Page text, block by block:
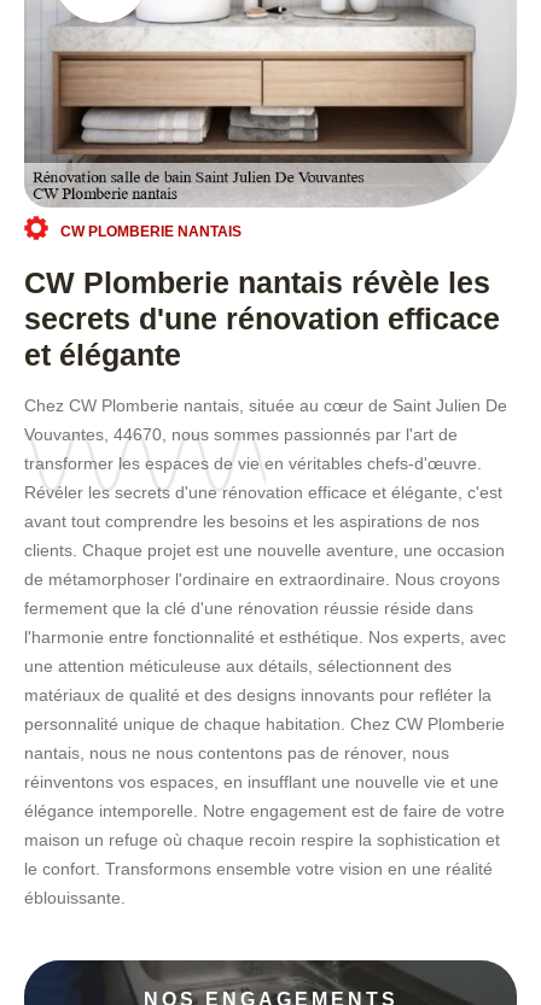
CW PLOMBERIE NANTAIS
CW Plomberie nantais révèle les
secrets d'une rénovation efficace
et élégante
Chez CW Plomberie nantais, située au cœur de Saint Julien De
Vouvantes, 44670, nous sommes passionnés par l'art de
transformer les espaces de vie en véritables chefs-d'œuvre.
Révéler les secrets d'une rénovation efficace et élégante, c'est
avant tout comprendre les besoins et les aspirations de nos
clients. Chaque projet est une nouvelle aventure, une occasion
de métamorphoser l'ordinaire en extraordinaire. Nous croyons
fermement que la clé d'une rénovation réussie réside dans
l'harmonie entre fonctionnalité et esthétique. Nos experts, avec
une attention méticuleuse aux détails, sélectionnent des
matériaux de qualité et des designs innovants pour refléter la
personnalité unique de chaque habitation. Chez CW Plomberie
nantais, nous ne nous contentons pas de rénover, nous
réinventons vos espaces, en insufflant une nouvelle vie et une
élégance intemporelle. Notre engagement est de faire de votre
maison un refuge où chaque recoin respire la sophistication et
le confort. Transformons ensemble votre vision en une réalité
éblouissante.
NOS ENGAGEMENTS